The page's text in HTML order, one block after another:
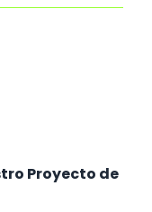
Proyecto de